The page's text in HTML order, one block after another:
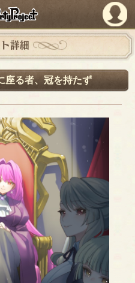
PandoraPartyProject
詳細
座る者、冠を持たず